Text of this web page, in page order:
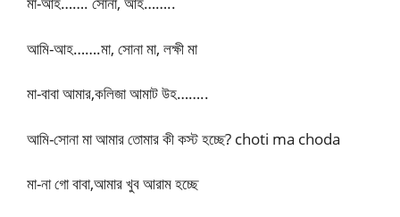
আমি-আহ…….মা, সোনা মা, লক্ষী মা
মা-বাবা আমার,কলিজা আমাট উহ……..
আমি-সোনা মা আমার তোমার কী কস্ট হচ্ছে? choti ma choda
মা-না গো বাবা,আমার খুব আরাম হচ্ছে